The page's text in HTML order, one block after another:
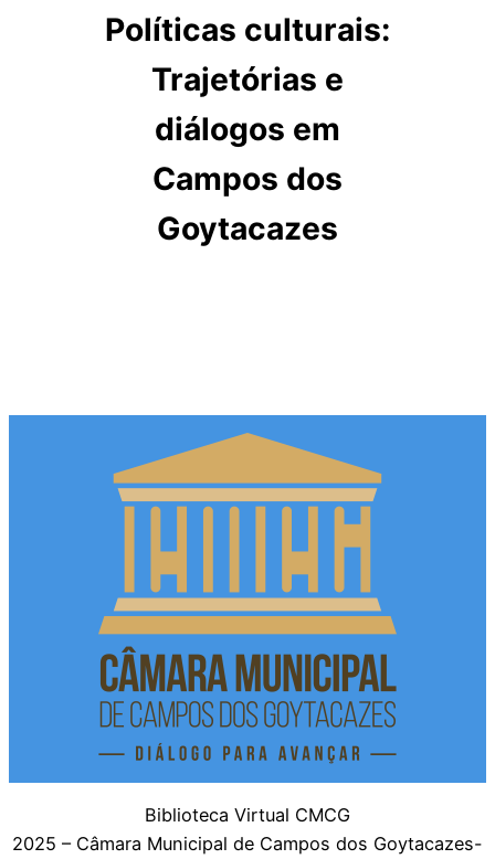
Políticas culturais:
Trajetórias e
diálogos em
Campos dos
Goytacazes
Biblioteca Virtual CMCG
2025 – Câmara Municipal de Campos dos Goytacazes-